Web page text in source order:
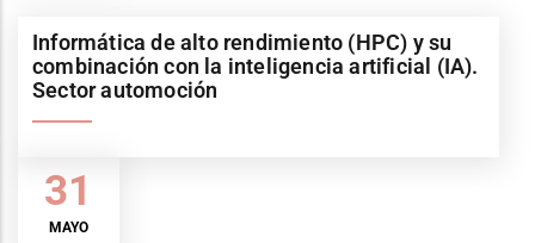
31
MAYO
Informática de alto rendimiento (HPC) y su
combinación con la inteligencia artificial (IA).
Sector automoción